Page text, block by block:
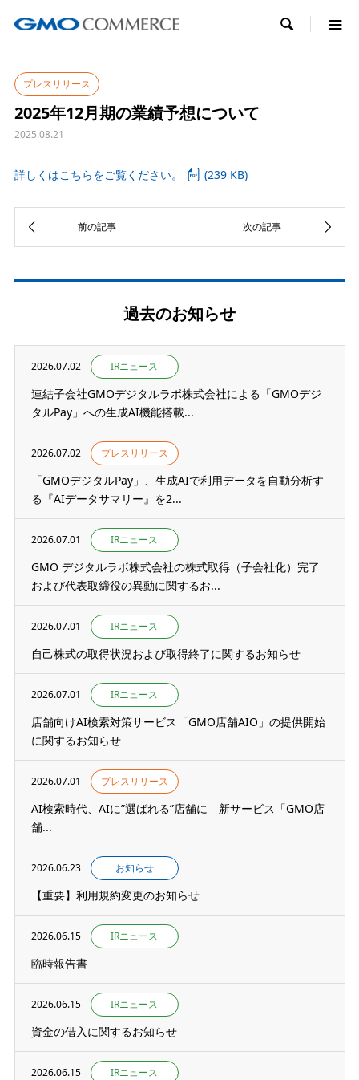

プレスリリース
2025年12月期の業績予想について
2025.08.21
詳しくはこちらをご覧ください。 (239 KB)
過去のお知らせ
2026.07.02 IRニュース
連結子会社GMOデジタルラボ株式会社による「GMOデジ
タルPay」への生成AI機能搭載...
2026.07.02 プレスリリース
「GMOデジタルPay」、生成AIで利用データを自動分析す
る『AIデータサマリー』を2...
2026.07.01 IRニュース
GMO デジタルラボ株式会社の株式取得（子会社化）完了
および代表取締役の異動に関するお...
2026.07.01 IRニュース
自己株式の取得状況および取得終了に関するお知らせ
2026.07.01 IRニュース
店舗向けAI検索対策サービス「GMO店舗AIO」の提供開始
に関するお知らせ
2026.07.01 プレスリリース
AI検索時代、AIに”選ばれる”店舗に 新サービス「GMO店
舗...
2026.06.23 お知らせ
【重要】利用規約変更のお知らせ
2026.06.15 IRニュース
臨時報告書
2026.06.15 IRニュース
資金の借入に関するお知らせ
2026.06.15 IRニュース